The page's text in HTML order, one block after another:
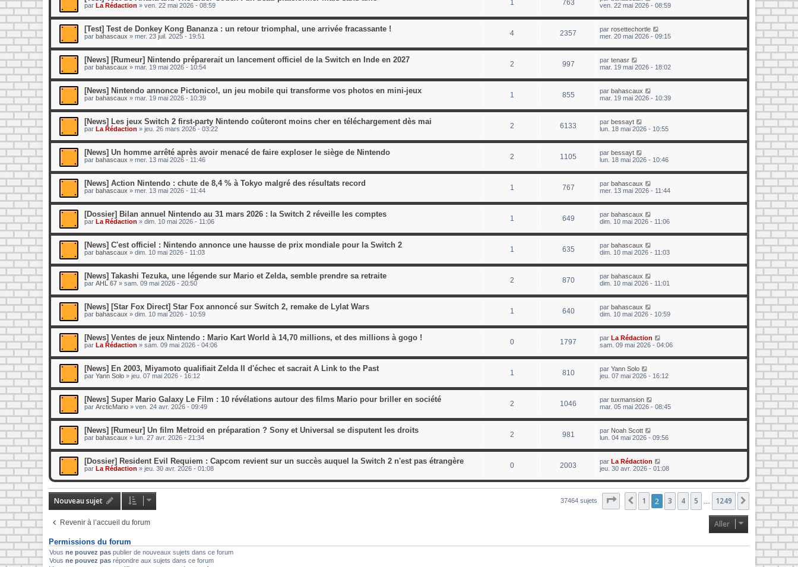
par La Rédaction » ven. 22 mai 2026 - 08:59 1 763
ven. 22 mai 2026 - 08:59
[Test] Test de Donkey Kong Bananza : un retour triomphal, une arrivée fracassante !
par bahascaux » mer. 23 juil. 2025 - 19:51 4 2357 par rosettechortle
mer. 20 mai 2026 - 09:15
[News] [Rumeur] Nintendo préparerait un lancement officiel de la Switch en Inde en 2027
par bahascaux » mar. 19 mai 2026 - 10:54 2 997 par tenasr
mar. 19 mai 2026 - 18:02
[News] Nintendo annonce Pictonico!, un jeu mobile qui transforme vos photos en mini-jeux
par bahascaux » mar. 19 mai 2026 - 10:39 1 855 par bahascaux
mar. 19 mai 2026 - 10:39
[News] Les jeux Switch 2 first-party Nintendo coûteront moins cher en téléchargement dès mai
par La Rédaction » jeu. 26 mars 2026 - 03:22 2 6133 par bessayt
lun. 18 mai 2026 - 10:55
[News] Un homme arrêté après avoir menacé de faire exploser le siège de Nintendo
par bahascaux » mer. 13 mai 2026 - 11:46 2 1105 par bessayt
lun. 18 mai 2026 - 10:46
[News] Action Nintendo : chute de 8,4 % à Tokyo malgré des résultats record
par bahascaux » mer. 13 mai 2026 - 11:44 1 767 par bahascaux
mer. 13 mai 2026 - 11:44
[Dossier] Bilan annuel Nintendo au 31 mars 2026 : la Switch 2 réveille les comptes
par La Rédaction » dim. 10 mai 2026 - 11:06 1 649 par bahascaux
dim. 10 mai 2026 - 11:06
[News] C'est officiel : Nintendo annonce une hausse de prix mondiale pour la Switch 2
par bahascaux » dim. 10 mai 2026 - 11:03 1 635 par bahascaux
dim. 10 mai 2026 - 11:03
[News] Takashi Tezuka, une légende sur Mario et Zelda, semble prendre sa retraite
par AHL 67 » sam. 09 mai 2026 - 20:50 2 870 par bahascaux
dim. 10 mai 2026 - 11:01
[News] [Star Fox Direct] Star Fox annoncé sur Switch 2, remake de Lylat Wars
par bahascaux » dim. 10 mai 2026 - 10:59 1 640 par bahascaux
dim. 10 mai 2026 - 10:59
[News] Ventes de jeux Nintendo : Mario Kart World à 14,70 millions, et des millions à gogo !
par La Rédaction » sam. 09 mai 2026 - 04:06 0 1797 par La Rédaction
sam. 09 mai 2026 - 04:06
[News] En 2003, Miyamoto qualifiait Zelda II d'échec et sacrait A Link to the Past
par Yann Solo » jeu. 07 mai 2026 - 16:12 1 810 par Yann Solo
jeu. 07 mai 2026 - 16:12
[News] Super Mario Galaxy Le Film : 10 révélations autour des films Mario pour briller en société
par ArcticMario » ven. 24 avr. 2026 - 09:49 2 1046 par tuxmansion
mar. 05 mai 2026 - 08:45
[News] [Rumeur] Un film Metroid en préparation ? Sony et Universal se disputent les droits
par bahascaux » lun. 27 avr. 2026 - 21:34 2 981 par Noah Scott
lun. 04 mai 2026 - 09:56
[Dossier] Resident Evil Requiem : Capcom revient sur un succès auquel la Switch 2 n'est pas étrangère
par La Rédaction » jeu. 30 avr. 2026 - 01:08 0 2003 par La Rédaction
jeu. 30 avr. 2026 - 01:08
Nouveau sujet 37464 sujets Page sur 1249
Précédent
1 2 3 4 5 1249 Suivant
Revenir à l’accueil du forum Aller
Permissions du forum
Vous ne pouvez pas publier de nouveaux sujets dans ce forum
Vous ne pouvez pas répondre aux sujets dans ce forum